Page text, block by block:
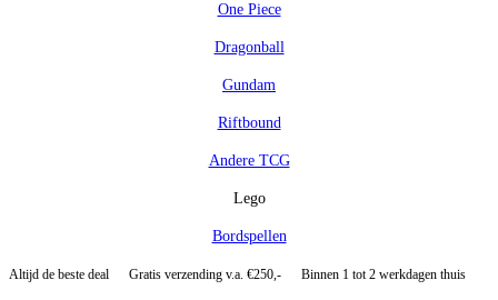
One Piece
Dragonball
Gundam
Riftbound
Andere TCG
Lego
Bordspellen
Altijd de beste deal Gratis verzending v.a. €250,- Binnen 1 tot 2 werkdagen thuis